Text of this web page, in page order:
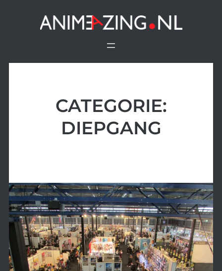
CATEGORIE:
DIEPGANG